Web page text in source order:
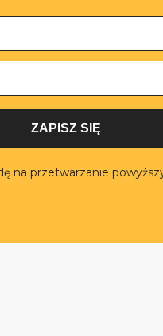
ZAPISZ SIĘ
na przetwarzanie